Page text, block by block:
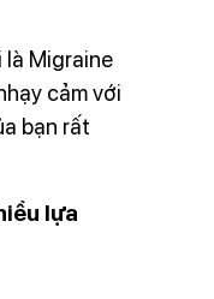
Migraine
cảm với
bạn rất
lựa